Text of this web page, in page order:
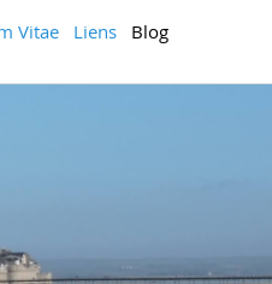
Vitae Liens Blog